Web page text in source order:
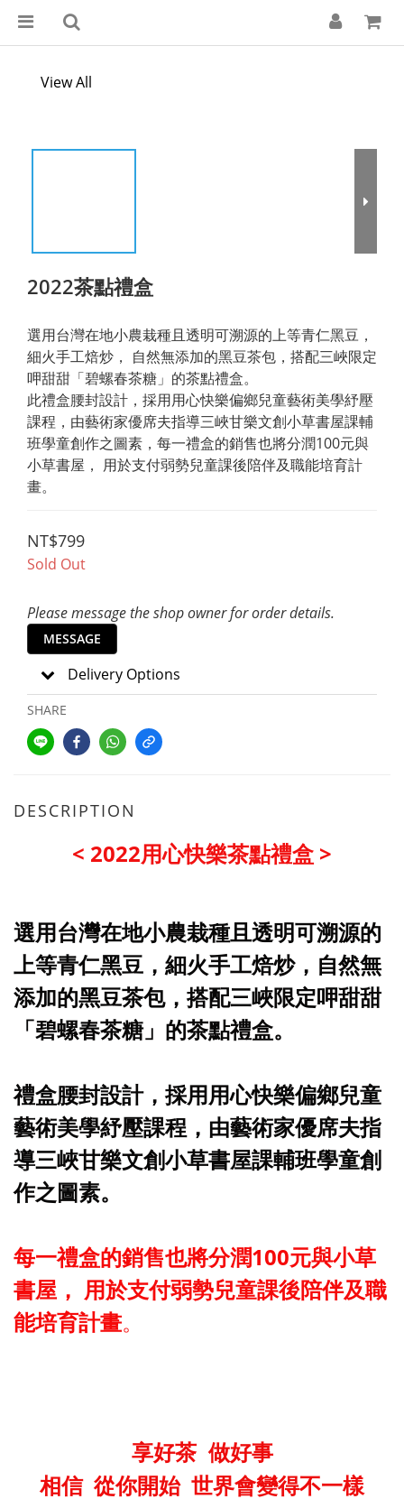
View All
2022茶點禮盒
選用台灣在地小農栽種且透明可溯源的上等青仁黑豆，
細火手工焙炒， 自然無添加的黑豆茶包，搭配三峽限定
呷甜甜「碧螺春茶糖」的茶點禮盒。
此禮盒腰封設計，採用用心快樂偏鄉兒童藝術美學紓壓
課程，由藝術家優席夫指導三峽甘樂文創小草書屋課輔
班學童創作之圖素，每一禮盒的銷售也將分潤100元與
小草書屋， 用於支付弱勢兒童課後陪伴及職能培育計
畫。
NT$799
Sold Out
Please message the shop owner for order details.
MESSAGE
Delivery Options
SHARE
DESCRIPTION
< 2022用心快樂茶點禮盒 >
選用台灣在地小農栽種且透明可溯源的
上等青仁黑豆，細火手工焙炒，自然無
添加的黑豆茶包，搭配三峽限定呷甜甜
「碧螺春茶糖」 的茶點禮盒。
禮盒腰封設計，採用用心快樂偏鄉兒童
藝術美學紓壓課程，由藝術家優席夫指
導三峽甘樂文創小草書屋課輔班學童創
作之圖素。
每一禮盒的銷售也將分潤100元與小草
書屋， 用於支付弱勢兒童課後陪伴及職
能培育計畫。
享好茶 做好事
相信 從你開始 世界會變得不一樣